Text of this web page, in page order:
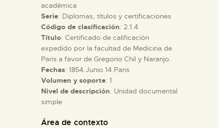
COLECCIONES
DIDÁCTICA
ESPAÑOL
académica
Serie: Diplomas, títulos y certificaciones
Código de clasificación: 2.1.4
Título: Certificado de calificación
expedido por la facultad de Medicina de
Paris a favor de Gregorio Chil y Naranjo.
Fechas: 1854.Junio.14.Paris
Volumen y soporte: 1
Nivel de descripción: Unidad documental
simple
Área de contexto